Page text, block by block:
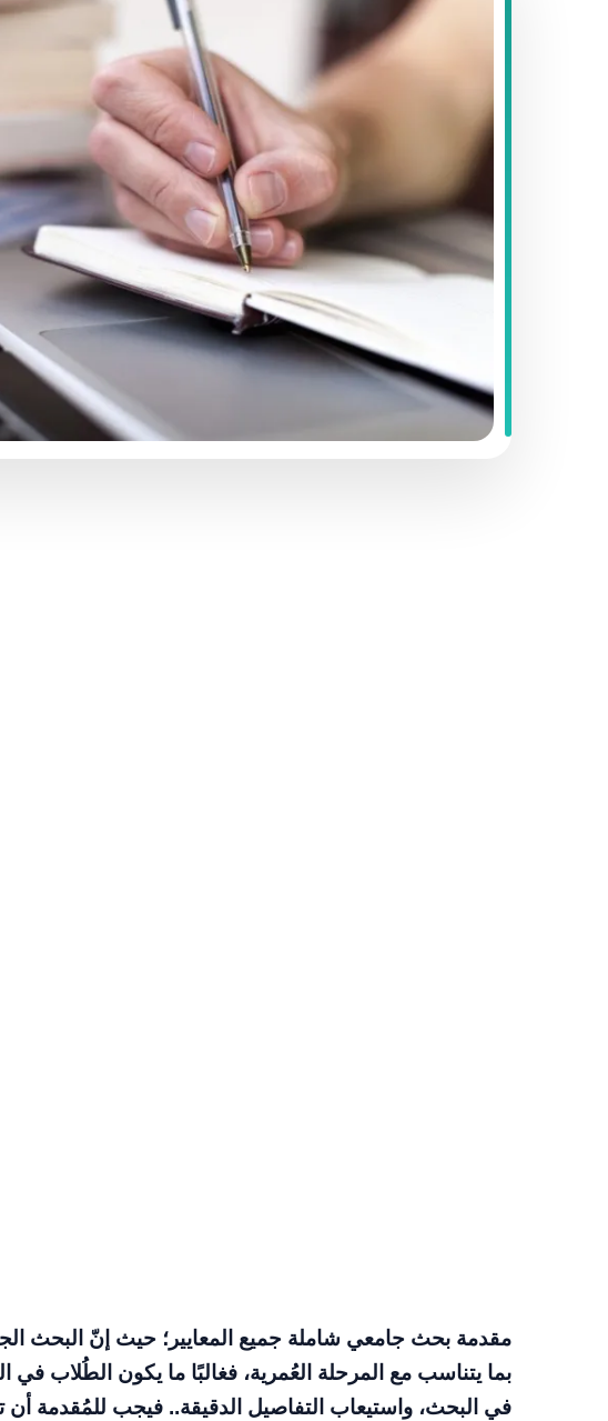
مقدمة بحث جامعي شاملة جميع المعايير؛ حيث إنّ البحث
بما يتناسب مع المرحلة العُمرية، فغالبًا ما يكون الطُلاب في
في البحث، واستيعاب التفاصيل الدقيقة.. فيجب للمُقدمة